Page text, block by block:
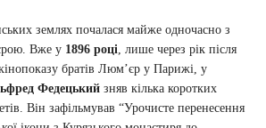
землях почалася майже одночасно з
Вже у 1896 році , лише через рік після
братів Люм’єр у Парижі, у
Федецький зняв кілька коротких
Він зафільмував “Урочисте перенесення